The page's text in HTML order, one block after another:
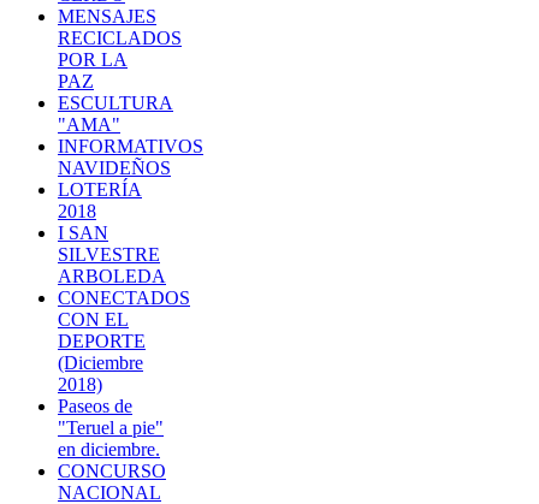
MENSAJES
RECICLADOS
POR LA
PAZ
ESCULTURA
"AMA"
INFORMATIVOS
NAVIDEÑOS
LOTERÍA
2018
I SAN
SILVESTRE
ARBOLEDA
CONECTADOS
CON EL
DEPORTE
(Diciembre
2018)
Paseos de
"Teruel a pie"
en diciembre.
CONCURSO
NACIONAL